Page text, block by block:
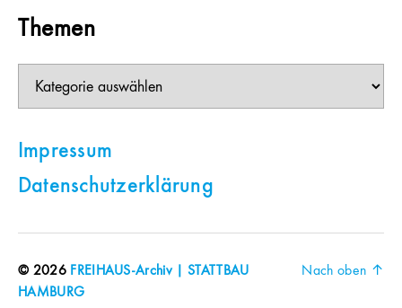
Themen
Impressum
Datenschutzerklärung
© 2026 FREIHAUS-Archiv | STATTBAU
HAMBURG
Nach oben ↑